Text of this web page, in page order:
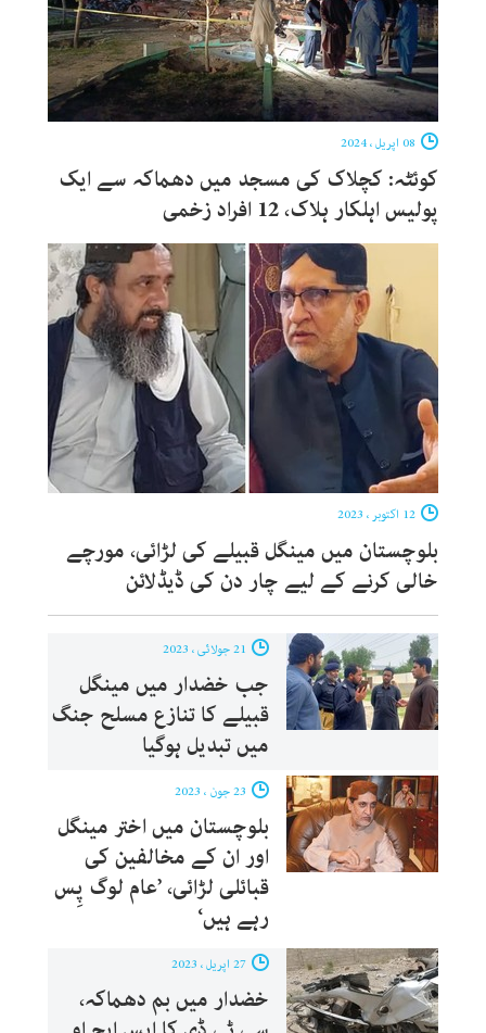
کوئٹہ: کچلاک کی مسجد میں دھماکہ سے ایک
پولیس اہلکار ہلاک، 12 افراد زخمی
بلوچستان میں مینگل قبیلے کی لڑائی، مورچے
خالی کرنے کے لیے چار دن کی ڈیڈلائن
جب خضدار میں مینگل
قبیلے کا تنازع مسلح جنگ
میں تبدیل ہوگیا
بلوچستان میں اختر مینگل
اور ان کے مخالفین کی
قبائلی لڑائی، ’عام لوگ پِس
رہے ہیں‘
خضدار میں بم دھماکہ،